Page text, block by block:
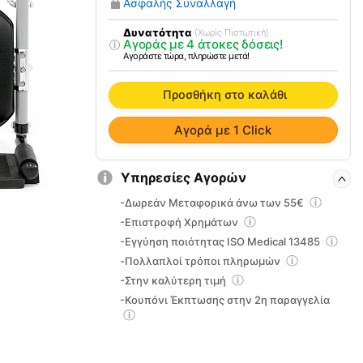
Μεταλλικό
Ρυθμιζόμενο
09-
2-
046
ποσότητα
Δυνατότητα (Χωρίς Πιστωτική)
Αγοράς με 4 άτοκες δόσεις!
Αγοράστε τώρα, πληρώστε μετά!
Προσθήκη στο καλάθι
Αγορά με 1 Click
Υπηρεσίες Αγορών
-Δωρεάν Μεταφορικά άνω των 55€
-Επιστροφή Χρημάτων
-Εγγύηση ποιότητας ISO Medical 13485
-Πολλαπλοί τρόποι πληρωμών
-Στην καλύτερη τιμή
-Κουπόνι Έκπτωσης στην 2η παραγγελία